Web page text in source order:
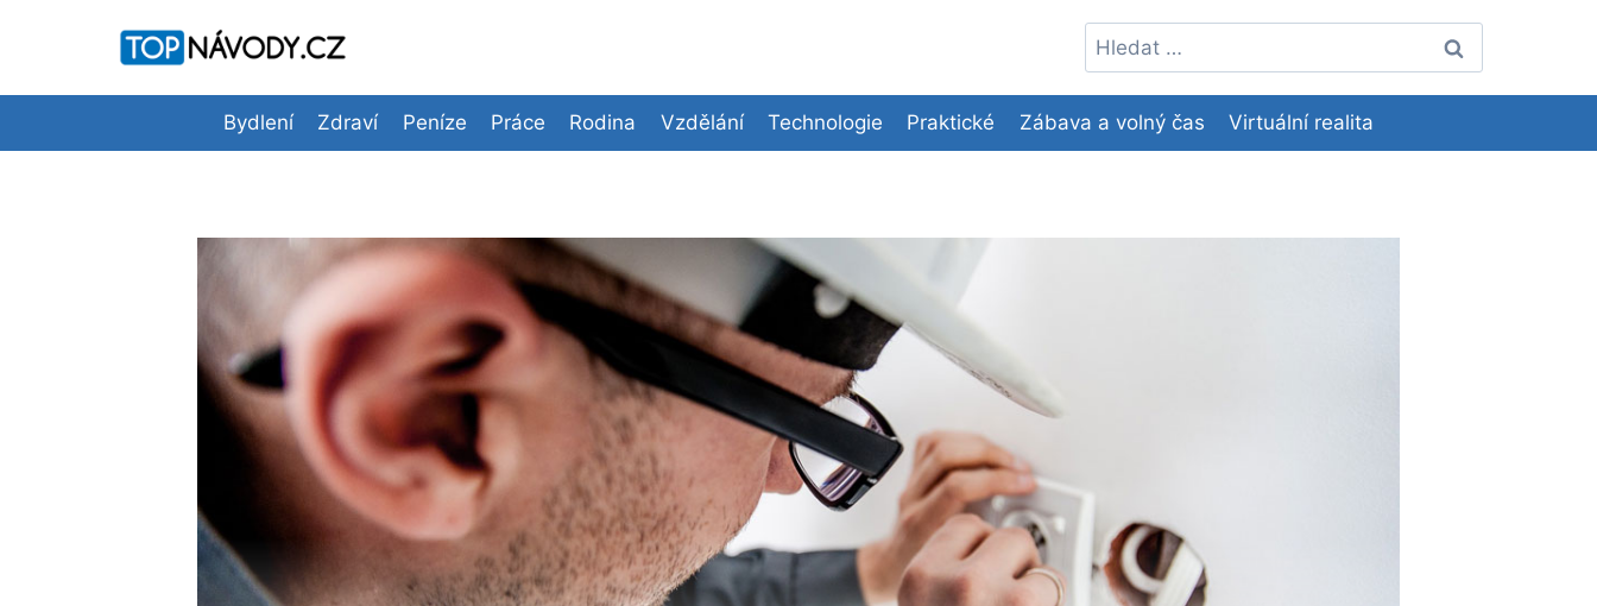
Vyhledávání
Bydlení Zdraví Peníze Práce Rodina Vzdělání Technologie Praktické Zábava a volný čas Virtuální realita